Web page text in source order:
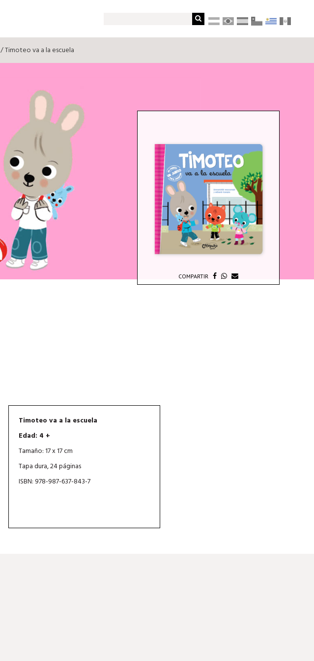
/ Timoteo va a la escuela
COMPARTIR
Timoteo va a la escuela
Edad: 4 +
Tamaño: 17 x 17 cm
Tapa dura, 24 páginas
ISBN: 978-987-637-843-7